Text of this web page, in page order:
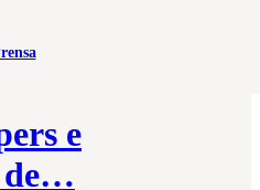
e
de…